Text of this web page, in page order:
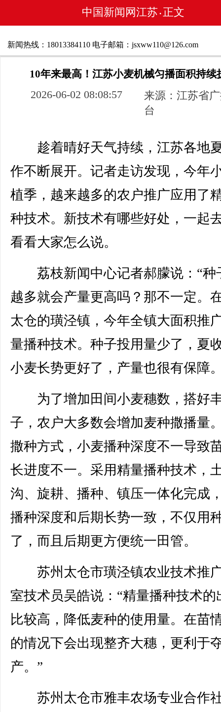
中国新闻网江苏 • 正文
新闻热线：18013384110 电子邮箱：jsxww110@126.com
10年来最高！江苏小麦机械匀播面积持续
2026-06-02 08:08:57
来源：江苏省
台
趁着晴好天气持续，江苏各地
作不断展开。记者走访发现，今年
植季，越来越多的农户推广应用了
种技术。新技术有哪些好处，一起
看看大家怎么说。
荔枝新闻中心记者郝朦说：“种
越多就会产量更高吗？那不一定。
太仓的璜泾镇，今年全镇大面积推
量播种技术。种子投用量少了，夏
小麦长势更好了，产量也很有保障
为了增加田间小麦穗数，搭好
子，农户大多数会增加麦种撒播量
撒种方式，小麦播种深度不一导致
长进度不一。采用精量播种技术，
沟、旋耕、播种、镇压一体化完成
播种深度和后期长势一致，不仅用
了，而且后期更方便统一田管。
苏州太仓市璜泾镇农业技术推
室技术员吴皓说：“精量播种技术的
比较高，降低麦种的使用量。在苗
的情况下会出现整齐大穗，更利于
产。”
苏州太仓市雅丰农场专业合作